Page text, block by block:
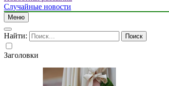
Случайные новости
Меню
Найти:
Заголовки